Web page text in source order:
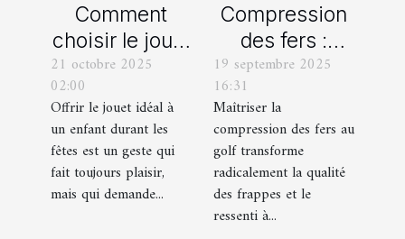
Comment
choisir le jouet
parfait pour
chaque âge
durant les
fêtes ?
21 octobre 2025
02:00
Offrir le jouet idéal à
un enfant durant les
fêtes est un geste qui
fait toujours plaisir,
mais qui demande...
Compression
des fers :
comment
obtenir des
frappes plus
solides ?
19 septembre 2025
16:31
Maîtriser la
compression des fers au
golf transforme
radicalement la qualité
des frappes et le
ressenti à...